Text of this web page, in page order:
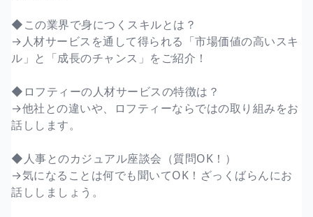
◆この業界で身につくスキルとは？
→人材サービスを通して得られる「市場価値の高いスキ
ル」と「成長のチャンス」をご紹介！
◆ロフティーの人材サービスの特徴は？
→他社との違いや、ロフティーならではの取り組みをお
話しします。
◆人事とのカジュアル座談会（質問OK！）
→気になることは何でも聞いてOK！ざっくばらんにお
話ししましょう。